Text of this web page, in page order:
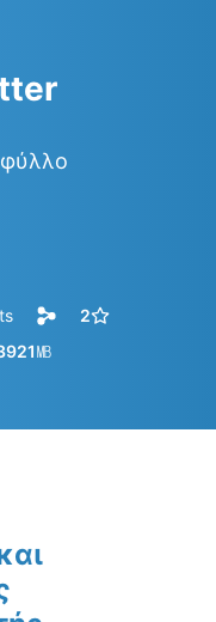
φύλλο
2
㎆︎